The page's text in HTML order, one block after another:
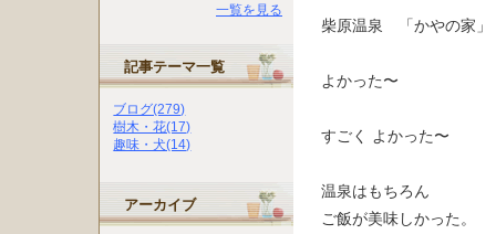
柴原温泉 「かやの家」
よかった〜
すごく よかった〜
温泉はもちろん
ご飯が美味しかった。
一覧を見る
記事テーマ一覧
ブログ(279)
樹木・花(17)
趣味・犬(14)
アーカイブ